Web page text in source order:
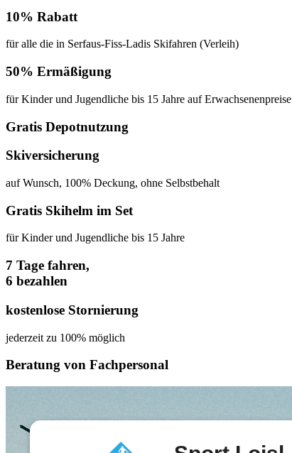
10% Rabatt
für alle die in Serfaus-Fiss-Ladis Skifahren (Verleih)
50% Ermäßigung
für Kinder und Jugendliche bis 15 Jahre auf Erwachsenenpreise
Gratis Depot­nutzung
Ski­versicherung
auf Wunsch, 100% Deckung, ohne Selbstbehalt
Gratis Skihelm im Set
für Kinder und Jugendliche bis 15 Jahre
7 Tage fahren,
6 bezahlen
kostenlose Stornierung
jederzeit zu 100% möglich
Beratung von Fachpersonal